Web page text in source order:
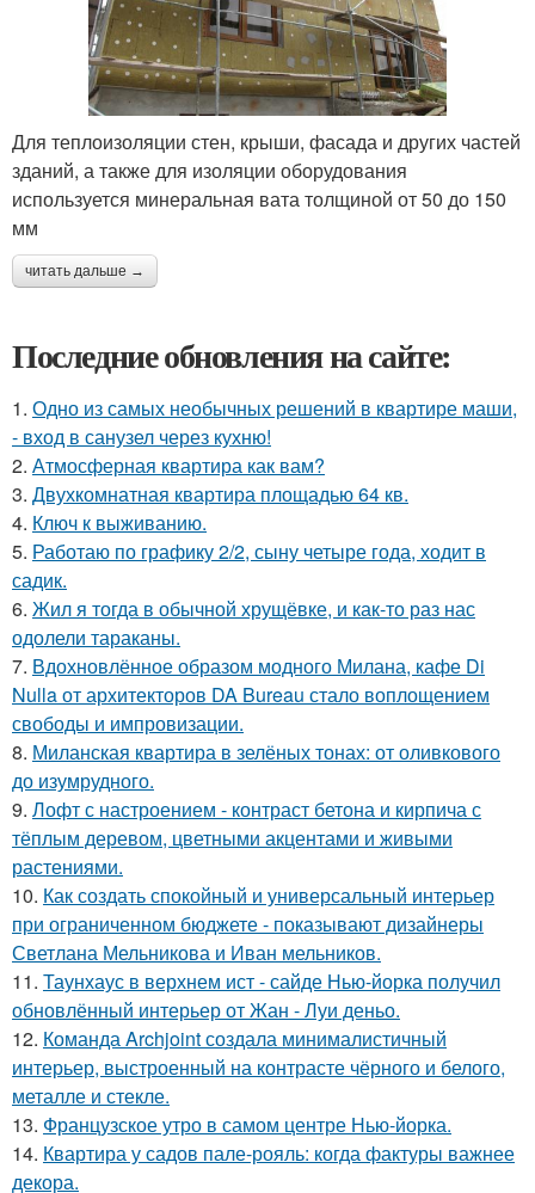
Для теплоизоляции стен, крыши, фасада и других частей
зданий, а также для изоляции оборудования
используется минеральная вата толщиной от 50 до 150
мм
читать дальше →
Последние обновления на сайте:
1. Одно из самых необычных решений в квартире маши,
- вход в санузел через кухню!
2. Атмосферная квартира как вам?
3. Двухкомнатная квартира площадью 64 кв.
4. Ключ к выживанию.
5. Работаю по графику 2/2, сыну четыре года, ходит в
садик.
6. Жил я тогда в обычной хрущёвке, и как-то раз нас
одолели тараканы.
7. Вдохновлённое образом модного Милана, кафе Di
Nulla от архитекторов DA Bureau стало воплощением
свободы и импровизации.
8. Миланская квартира в зелёных тонах: от оливкового
до изумрудного.
9. Лофт с настроением - контраст бетона и кирпича с
тёплым деревом, цветными акцентами и живыми
растениями.
10. Как создать спокойный и универсальный интерьер
при ограниченном бюджете - показывают дизайнеры
Светлана Мельникова и Иван мельников.
11. Таунхаус в верхнем ист - сайде Нью-йорка получил
обновлённый интерьер от Жан - Луи деньо.
12. Команда Archjoint создала минималистичный
интерьер, выстроенный на контрасте чёрного и белого,
металле и стекле.
13. Французское утро в самом центре Нью-йорка.
14. Квартира у садов пале-рояль: когда фактуры важнее
декора.